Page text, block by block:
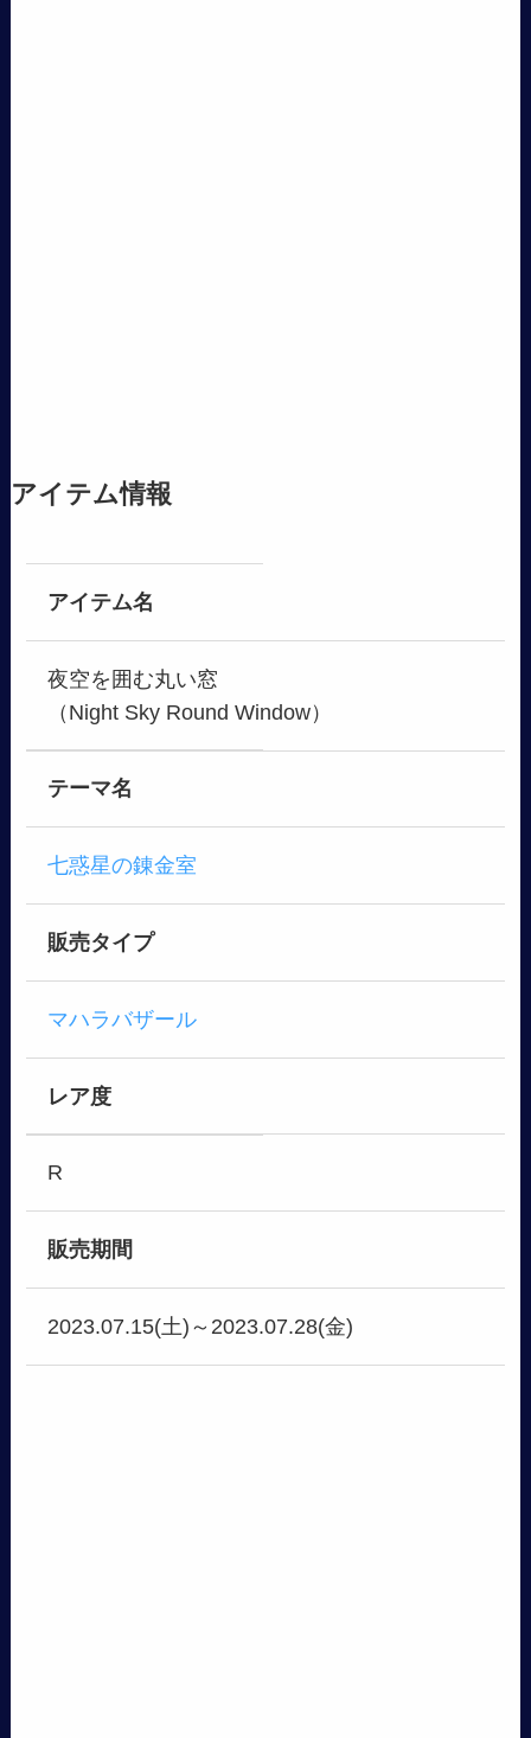
アイテム情報
アイテム名
夜空を囲む丸い窓
（Night Sky Round Window）
テーマ名
七惑星の錬金室
販売タイプ
マハラバザール
レア度
R
販売期間
2023.07.15(土)～2023.07.28(金)